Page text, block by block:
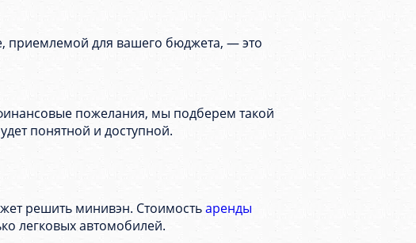
приемлемой для вашего бюджета, — это
пожелания, мы подберем такой
понятной и доступной.
решить минивэн. Стоимостьаренды
легковых автомобилей.